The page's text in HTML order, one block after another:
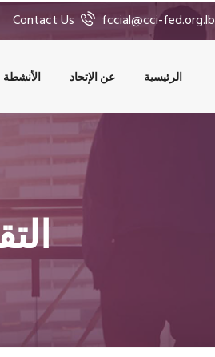
fccial@cci-fed.org.lb
Contact Us
الرئيسية عن الإتحاد الأنشطة